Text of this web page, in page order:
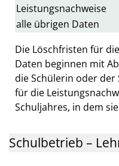
Leistungsnachweise
alle übrigen Daten
Die Löschfristen für
Daten beginnen mit
die Schülerin oder der
für die
Schuljahres, in dem
Schulbetrieb –